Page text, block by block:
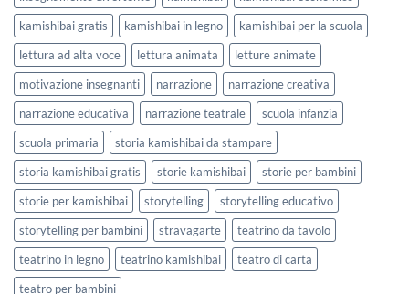
kamishibai gratis
kamishibai in legno
kamishibai per la scuola
lettura ad alta voce
lettura animata
letture animate
motivazione insegnanti
narrazione
narrazione creativa
narrazione educativa
narrazione teatrale
scuola infanzia
scuola primaria
storia kamishibai da stampare
storia kamishibai gratis
storie kamishibai
storie per bambini
storie per kamishibai
storytelling
storytelling educativo
storytelling per bambini
stravagarte
teatrino da tavolo
teatrino in legno
teatrino kamishibai
teatro di carta
teatro per bambini